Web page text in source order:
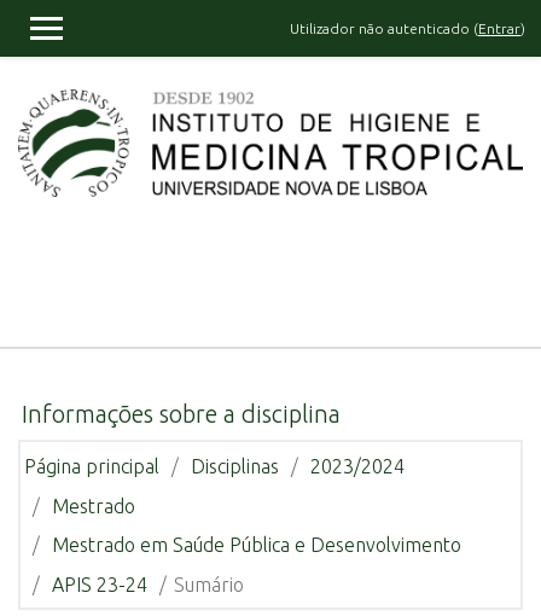
Utilizador não autenticado (Entrar)
Informações sobre a disciplina
Página principal Disciplinas
2023/2024
Mestrado
Mestrado em Saúde Pública e Desenvolvimento
APIS 23-24
Sumário